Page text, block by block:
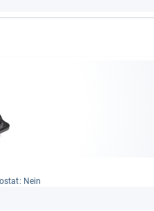
Nein